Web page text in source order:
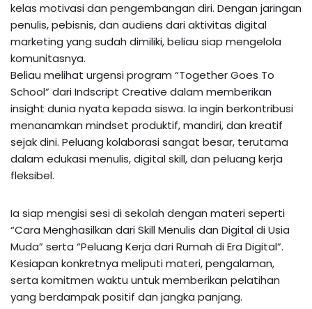
kelas motivasi dan pengembangan diri. Dengan jaringan
penulis, pebisnis, dan audiens dari aktivitas digital
marketing yang sudah dimiliki, beliau siap mengelola
komunitasnya.
Beliau melihat urgensi program “Together Goes To
School” dari Indscript Creative dalam memberikan
insight dunia nyata kepada siswa. Ia ingin berkontribusi
menanamkan mindset produktif, mandiri, dan kreatif
sejak dini. Peluang kolaborasi sangat besar, terutama
dalam edukasi menulis, digital skill, dan peluang kerja
fleksibel.
Ia siap mengisi sesi di sekolah dengan materi seperti
“Cara Menghasilkan dari Skill Menulis dan Digital di Usia
Muda” serta “Peluang Kerja dari Rumah di Era Digital”.
Kesiapan konkretnya meliputi materi, pengalaman,
serta komitmen waktu untuk memberikan pelatihan
yang berdampak positif dan jangka panjang.